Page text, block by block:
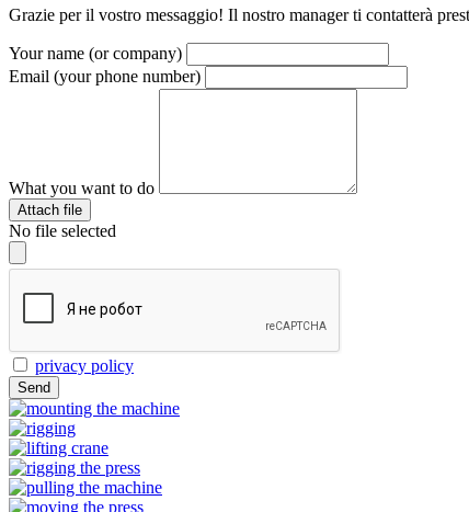
Grazie per il vostro messaggio! Il nostro manager ti contatterà
Your name (or company)
Email (your phone number)
What you want to do
Attach file
No file selected
privacy policy